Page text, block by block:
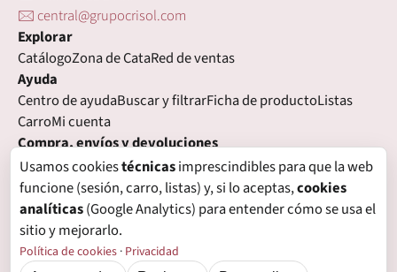
🖂 central@grupocrisol.com
Explorar
CatálogoZona de CataRed de ventas
Ayuda
Centro de ayudaBuscar y filtrarFicha de productoListas
CarroMi cuenta
Compra, envíos y devoluciones
Condiciones de compraFormas de pagoGastos de envío
Plazos de entregaDevolucionesGarantía
Legal
Aviso legalPrivacidad
Política de cookiesPreferencias de cookies
Usamos cookiestécnicasimprescindibles para que la web
funcione (sesión, carro, listas) y, si lo aceptas,cookies
analíticas(Google Analytics) para entender cómo se usa el
sitio y mejorarlo.
Política de cookies · Privacidad